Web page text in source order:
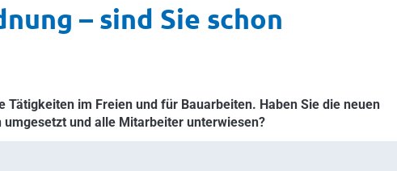
– sind Sie schon
im Freien und für Bauarbeiten. Haben Sie die neuen
und alle Mitarbeiter unterwiesen?